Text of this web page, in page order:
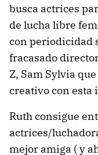
busca actrices
de lucha libre
con periodicidad
fracasado
Z, Sam Sylvia
creativo con esta
Ruth consigue
actrices/
mejor amiga ( y